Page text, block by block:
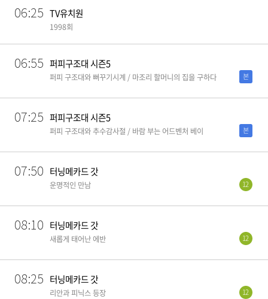
06:25 TV유치원
1998회
06:55 퍼피구조대 시즌5
퍼피 구조대와 뻐꾸기시계 / 마조리 할머니의 집을 구하다 본
07:25 퍼피구조대 시즌5
퍼피 구조대와 추수감사절 / 바람 부는 어드벤처 베이 본
07:50 터닝메카드 갓
운명적인 만남 12
08:10 터닝메카드 갓
새롭게 태어난 에반 12
08:25 터닝메카드 갓
리안과 피닉스 등장 12